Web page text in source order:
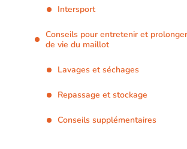
Intersport
Conseils pour entretenir et
de vie du maillot
Lavages et séchages
Repassage et stockage
Conseils supplémentaires